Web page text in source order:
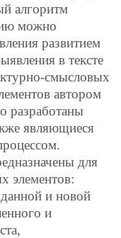
алгоритм
можно
развитием
в тексте
смысловых
автором
разработаны
являющиеся
для
элементов:
и новой
и